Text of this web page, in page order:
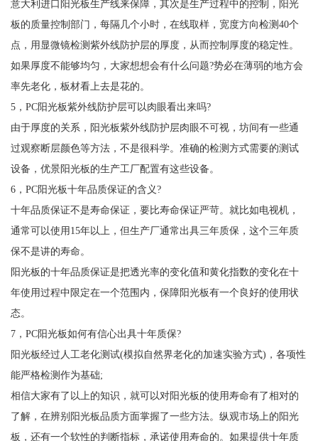
意大利进口阳光板生产线来保障，其次是生产过程中的控制，阳光
板的质量控制部门，每隔几个小时，在线取样，宽度方向检测40个
点，用显微镜检测紫外线防护层的厚度，从而控制厚度的稳定性。
如果厚度不能够均匀，大家想想会有什么问题?势必在薄弱的地方会
率先老化，板材看上去是花的。
5，PC阳光板紫外线防护层可以肉眼看出来吗?
由于厚度的关系，阳光板紫外线防护层肉眼不可视，坊间有一些通
过观察断层颜色等方法，不是很科学。准确的检测方式需要的测试
设备，优景阳光板的生产工厂配置有这些设备。
6，PC阳光板十年品质保证的含义?
十年品质保证不是寿命保证，要比寿命保证严苛。就比如电视机，
通常可以使用15年以上，但生产厂通常出具三年质保，这个三年质
保不是讲的寿命。
阳光板的十年品质保证是把透光率的变化值和黄化指数的变化在十
年使用过程中限定在一个范围内，保障阳光板有一个良好的使用状
态。
7，PC阳光板如何有信心出具十年质保?
阳光板经过人工老化测试(模拟自然界老化的加速实验方式)，各项性
能严格检测作为基础;
相信大家有了以上的知识，就可以对阳光板的使用寿命有了相对的
了解，在辨别阳光板品质方面掌握了一些方法。纵观市场上的阳光
板，还有一个软性的判断指标，承诺使用寿命的。如果提供十年质